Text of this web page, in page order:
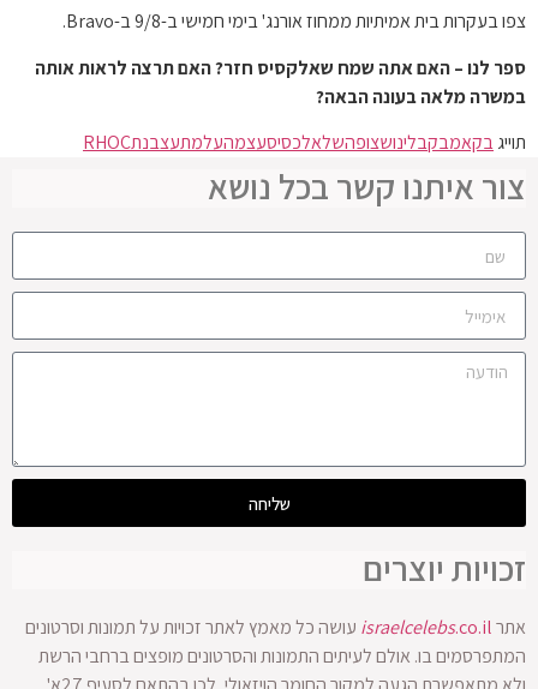
צפו בעקרות בית אמיתיות ממחוז אורנג' בימי חמישי ב-9/8 ב-Bravo.
ספר לנו – האם אתה שמח שאלקסיס חזר? האם תרצה לראות אותה
במשרה מלאה בעונה הבאה?
תוייגבקאמבקבלינושצופהשלאלכסיסעצמהעלמתעצבנתRHOC
צור איתנו קשר בכל נושא
שליחה
זכויות יוצרים
אתר israelcelebs.co.il
עושה כל מאמץ לאתר זכויות על תמונות וסרטונים
המתפרסמים בו. אולם לעיתים התמונות והסרטונים מופצים ברחבי הרשת